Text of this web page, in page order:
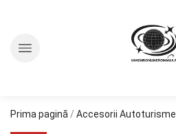
Prima pagină / Accesorii Autoturisme